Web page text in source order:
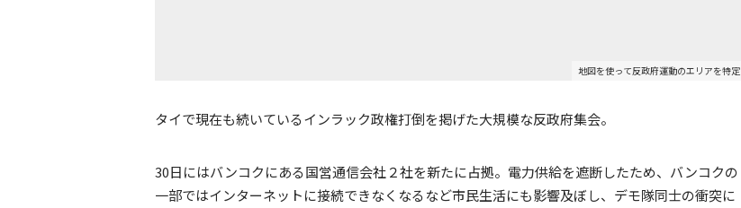
地図を使って反政府運動のエリアを特定
タイで現在も続いているインラック政権打倒を掲げた大規模な反政府集会。
30日にはバンコクにある国営通信会社２社を新たに占拠。電力供給を遮断したため、バンコクの
一部ではインターネットに接続できなくなるなど市民生活にも影響及ぼし、デモ隊同士の衝突に